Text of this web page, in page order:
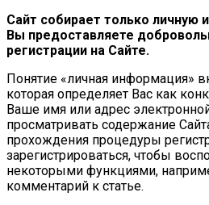
Сайт собирает только
Вы предоставляете
регистрации на Сайте.
Понятие «личная информация»
которая определяет Вас как
Ваше имя или адрес
просматривать содержание
прохождения процедуры
зарегистрироваться, чтобы
некоторыми функциями,
комментарий к статье.